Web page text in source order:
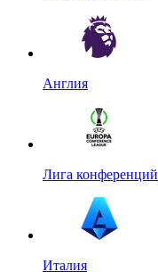
Англия
Лига конференций
Италия